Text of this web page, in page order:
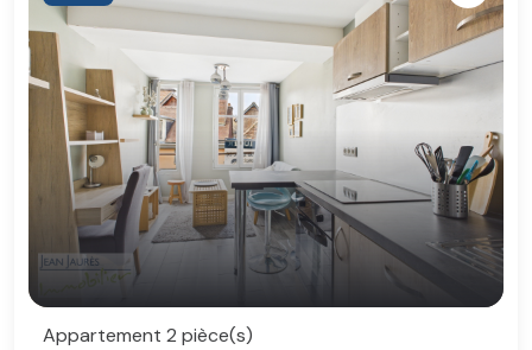
Appartement 2 pièce(s)